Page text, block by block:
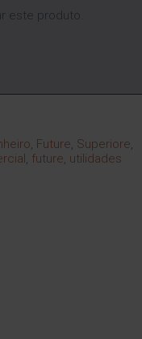
este produto.
, Future, Superiore,
, future, utilidades